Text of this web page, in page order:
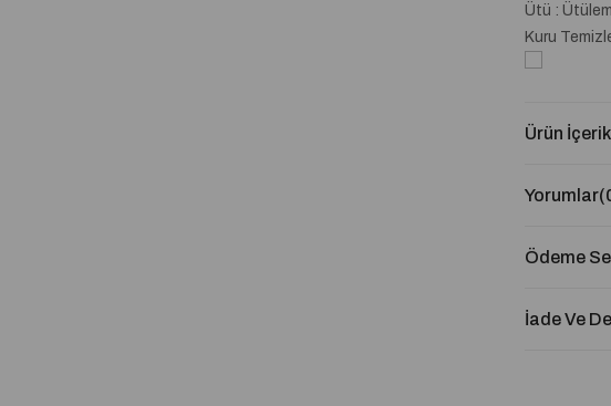
Ütü :
Kuru
Ürün
Yorumlar
Ödeme
İade Ve